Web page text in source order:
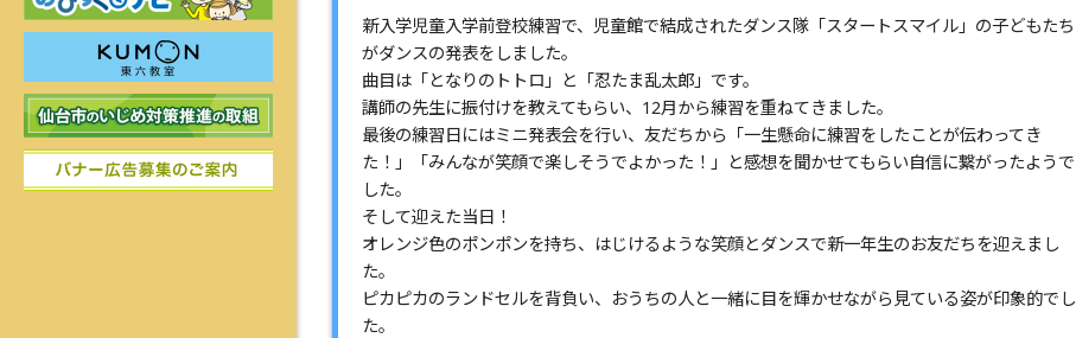
新入学児童入学前登校練習で、児童館で結成されたダンス隊「スタートスマイル」の子どもたち
がダンスの発表をしました。
曲目は「となりのトトロ」と「忍たま乱太郎」です。
講師の先生に振付けを教えてもらい、12月から練習を重ねてきました。
最後の練習日にはミニ発表会を行い、友だちから「一生懸命に練習をしたことが伝わってき
た！」「みんなが笑顔で楽しそうでよかった！」と感想を聞かせてもらい自信に繋がったようで
した。
そして迎えた当日！
オレンジ色のポンポンを持ち、はじけるような笑顔とダンスで新一年生のお友だちを迎えまし
た。
ピカピカのランドセルを背負い、おうちの人と一緒に目を輝かせながら見ている姿が印象的でし
た。